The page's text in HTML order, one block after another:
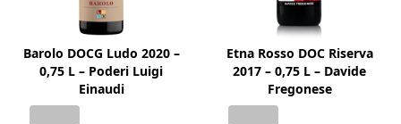
Barolo DOCG Ludo 2020 –
0,75 L – Poderi Luigi
Einaudi
Etna Rosso DOC Riserva
2017 – 0,75 L – Davide
Fregonese